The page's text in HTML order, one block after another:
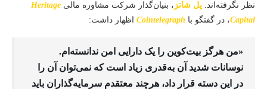
نظر نگرفته‌اند. پل شاتز ، بنیان‌گذار شرکت مشاوره مالی Heritage
Capital، در گفتگو با Cointelegraph اظهار داشت:
«من هرگز بیت‌کوین را یک دارایی امن ندانسته‌ام.
نوسانات شدید آن به‌قدری زیاد است که نمی‌توان آن را
در این دسته قرار داد، هرچند معتقدم سرمایه‌گذاران باید